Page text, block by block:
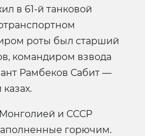
в 61-й танковой
роты был старший
командиром взвода
Рамбеков Сабит —
и СССР
горючим.